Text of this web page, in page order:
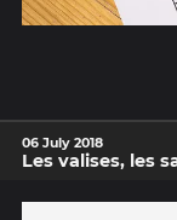
06 July 2018
Les valises, les